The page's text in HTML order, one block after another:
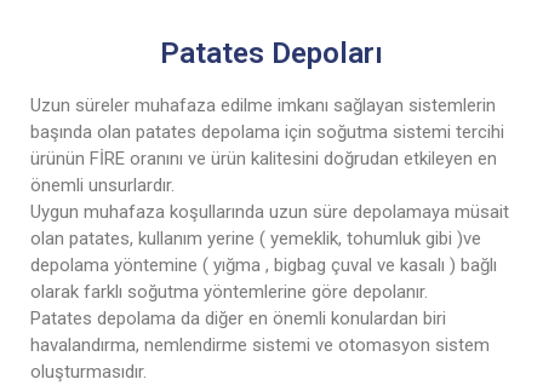
Patates Depoları
Uzun süreler muhafaza edilme imkanı sağlayan sistemlerin
başında olan patates depolama için soğutma sistemi tercihi
ürünün FİRE oranını ve ürün kalitesini doğrudan etkileyen en
önemli unsurlardır.
Uygun muhafaza koşullarında uzun süre depolamaya müsait
olan patates, kullanım yerine ( yemeklik, tohumluk gibi )ve
depolama yöntemine ( yığma , bigbag çuval ve kasalı ) bağlı
olarak farklı soğutma yöntemlerine göre depolanır.
Patates depolama da diğer en önemli konulardan biri
havalandırma, nemlendirme sistemi ve otomasyon sistem
oluşturmasıdır.